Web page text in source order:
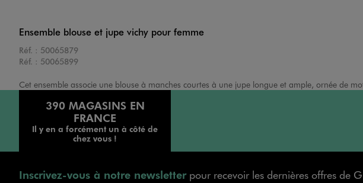
Ensemble blouse et jupe vichy pour femme
Réf. : 50065879
Réf. : 50065899
Cet ensemble associe une blouse à manches courtes à une jupe longue et ample, ornée de
390 MAGASINS EN
FRANCE
Il y en a forcément un à côté de
chez vous !
Inscrivez-vous à notre newsletterpour recevoir les dernières offres de